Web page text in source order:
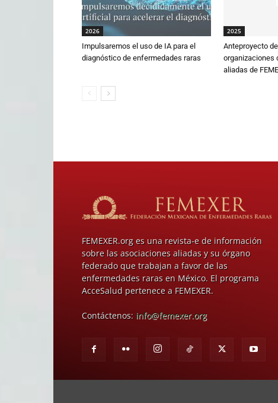
2026
Impulsaremos el uso de IA para el
diagnóstico de enfermedades raras
2025
Anteproyecto
organizaciones
aliadas de
FEMEXER.org es una revista-e de información
sobre las asociaciones aliadas y su órgano
federado que trabajan a favor de las
enfermedades raras en México. El programa
AcceSalud pertenece a FEMEXER.
Contáctenos: info@femexer.org